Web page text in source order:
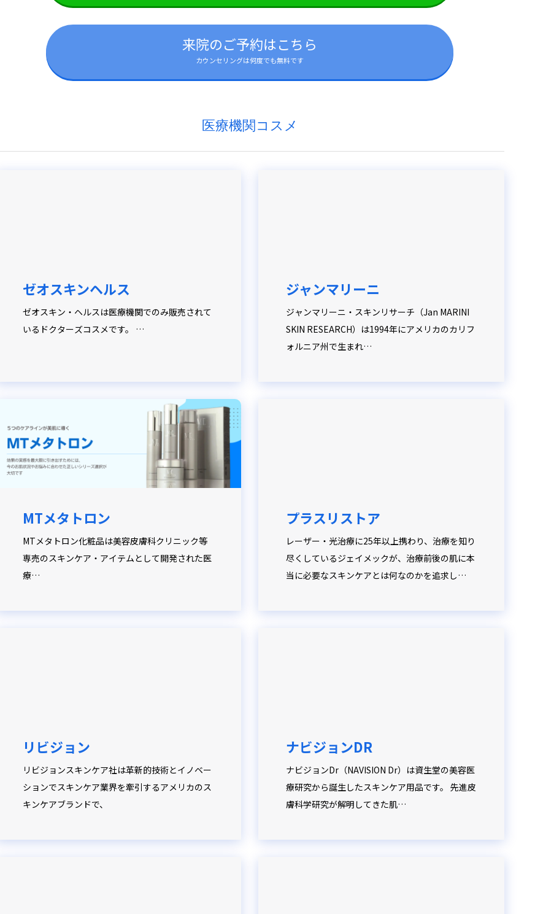
来院のご予約はこちら
カウンセリングは何度でも無料です
医療機関コスメ
ゼオスキンヘルス
ゼオスキン・ヘルスは医療機関でのみ販売されて
いるドクターズコスメです。 …
ジャンマリーニ
ジャンマリーニ・スキンリサーチ（Jan MARINI
SKIN RESEARCH）は1994年にアメリカのカリフ
ォルニア州で生まれ…
MTメタトロン
MTメタトロン化粧品は美容皮膚科クリニック等
専売のスキンケア・アイテムとして開発された医
療…
プラスリストア
レーザー・光治療に25年以上携わり、治療を知り
尽くしているジェイメックが、治療前後の肌に本
当に必要なスキンケアとは何なのかを追求し…
リビジョン
リビジョンスキンケア社は革新的技術とイノベー
ションでスキンケア業界を牽引するアメリカのス
キンケアブランドで、
ナビジョンDR
ナビジョンDr（NAVISION Dr）は資生堂の美容医
療研究から誕生したスキンケア用品です。 先進皮
膚科学研究が解明してきた肌…